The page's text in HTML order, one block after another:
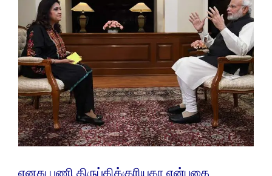
எனது பணி திருப்திக்குரியதா என்பதை